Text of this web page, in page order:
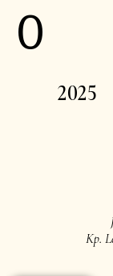
0
2025
Kp.